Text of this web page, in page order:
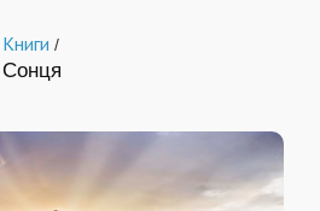
Книги /
Сонця